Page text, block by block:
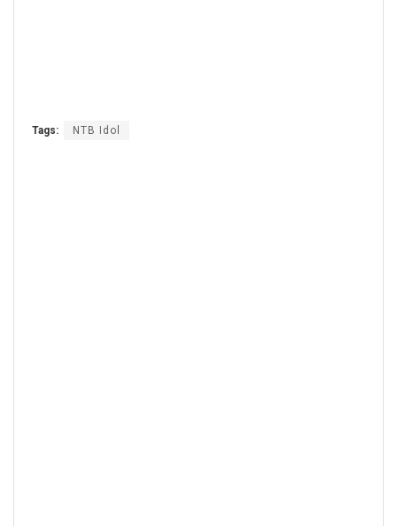
Tags: NTB Idol